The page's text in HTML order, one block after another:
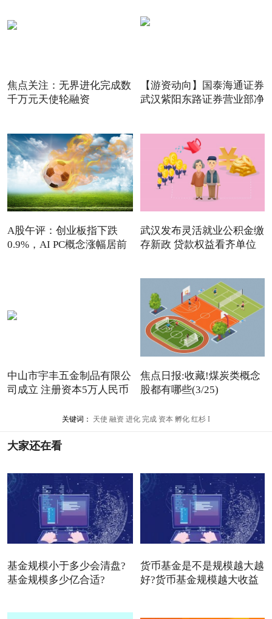
焦点关注：无界进化完成数
千万元天使轮融资
【游资动向】国泰海通证券
武汉紫阳东路证券营业部净
A股午评：创业板指下跌
0.9%，AI PC概念涨幅居前
武汉发布灵活就业公积金缴
存新政 贷款权益看齐单位
中山市宇丰五金制品有限公
司成立 注册资本5万人民币
焦点日报:收藏!煤炭类概念
股都有哪些(3/25)
关键词： 天使 融资 进化 完成 资本 孵化 红杉 I
大家还在看
基金规模小于多少会清盘?
基金规模多少亿合适?
货币基金是不是规模越大越
好?货币基金规模越大收益